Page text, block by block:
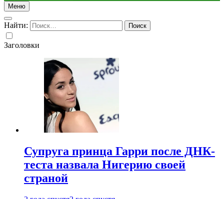
Меню
Найти:
Заголовки
Супруга принца Гарри после ДНК-
теста назвала Нигерию своей
страной